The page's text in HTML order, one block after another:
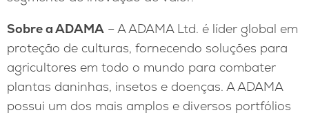
Sobre a ADAMA – A ADAMA Ltd. é líder global em
proteção de culturas, fornecendo soluções para
agricultores em todo o mundo para combater
plantas daninhas, insetos e doenças. A ADAMA
possui um dos mais amplos e diversos portfólios